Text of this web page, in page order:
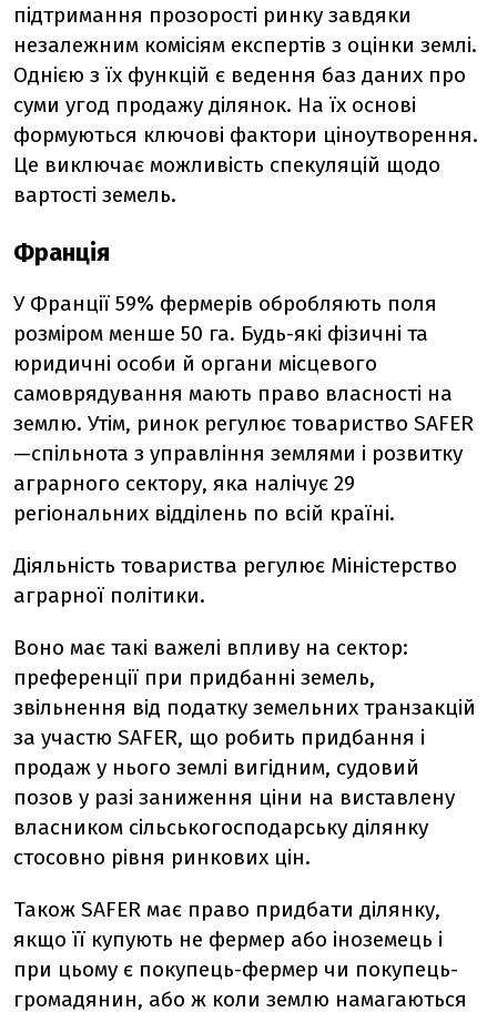
підтримання прозорості ринку завдяки
незалежним комісіям експертів з оцінки землі.
Однією з їх функцій є ведення баз даних про
суми угод продажу ділянок. На їх основі
формуються ключові фактори ціноутворення.
Це виключає можливість спекуляцій щодо
вартості земель.
Франція
У Франції 59% фермерів обробляють поля
розміром менше 50 га. Будь-які фізичні та
юридичні особи й органи місцевого
самоврядування мають право власності на
землю. Утім, ринок регулює товариство SAFER
—спільнота з управління землями і розвитку
аграрного сектору, яка налічує 29
регіональних відділень по всій країні.
Діяльність товариства регулює Міністерство
аграрної політики.
Воно має такі важелі впливу на сектор:
преференції при придбанні земель,
звільнення від податку земельних транзакцій
за участю SAFER, що робить придбання і
продаж у нього землі вигідним, судовий
позов у разі заниження ціни на виставлену
власником сільськогосподарську ділянку
стосовно рівня ринкових цін.
Також SAFER має право придбати ділянку,
якщо її купують не фермер або іноземець і
при цьому є покупець-фермер чи покупець-
громадянин, або ж коли землю намагаються